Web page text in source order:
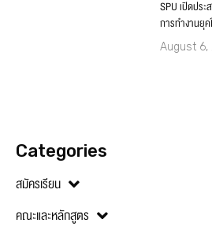
SPU เปิดปร
การทำงานยุ
August 6,
Categories
สมัครเรียน
คณะและหลักสูตร